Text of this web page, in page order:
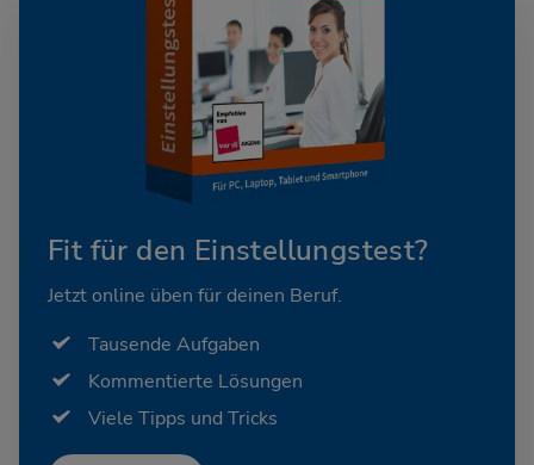
Fit für den Einstellungstest?
Jetzt online üben für deinen Beruf.
Tausende Aufgaben
Kommentierte Lösungen
Viele Tipps und Tricks